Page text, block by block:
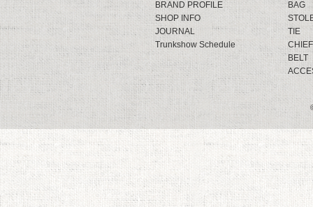
BRAND PROFILE
SHOP INFO
JOURNAL
Trunkshow Schedule
BAG
TIE
CHIEF
BELT